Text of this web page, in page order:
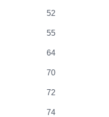
52
55
64
70
72
74